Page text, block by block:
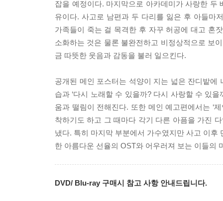
잡을 예정이다. 마지막으로 아카데미가 사랑한
유이다. 사고로 남편과 두 다리를 잃은 후 아들마
가족들이 죽는 걸 목격한 후 자꾸 허공에 대고 혼
소화하는 것은 물론 불완전하고 비정상적으로 보
금 따뜻한 웃음과 감동을 불러 일으킨다.
공개된 메인 포스터는 석양이 지는 넓은 잔디밭에
습과 ‘다시 노래할 수 있을까? 다시 사랑할 수 있
움과 떨림이 전해진다. 또한 메인 예고편에서는 ‘
착하기도 하고 그 때마다 각기 다른 아픔을 가진
냈다. 특히 마지막 부분에서 가수였지만 사고 이
한 아름다운 선율의 OST와 어우러져 보는 이들의
DVD/ Blu-ray 구매시 참고 사항 안내드립니다.